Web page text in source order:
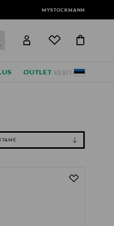
MYSTOCKMANN
label.header.go
EESTI
OUTLET